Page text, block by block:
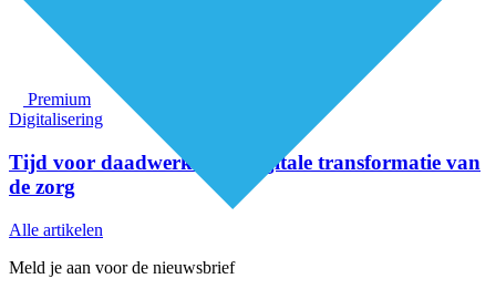
Premium
Digitalisering
Tijd voor daadwerkelijke digitale transformatie van
de zorg
Alle artikelen
Meld je aan voor de nieuwsbrief